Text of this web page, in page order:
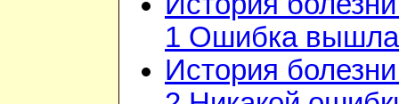
1 Ошибка вышла
История